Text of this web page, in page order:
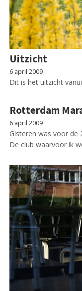
Uitzicht
6 april 2009
Dit is het uitzicht
Rotterdam
6 april 2009
Gisteren was voor de
De club waarvoor ik